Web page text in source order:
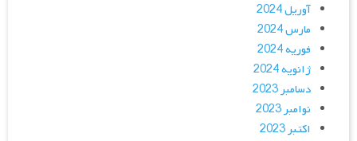
آوریل 2024
مارس 2024
فوریه 2024
ژانویه 2024
دسامبر 2023
نوامبر 2023
اکتبر 2023